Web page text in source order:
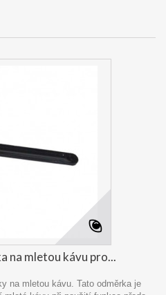
na mletou kávu pro...
na mletou kávu. Tato odměrka je